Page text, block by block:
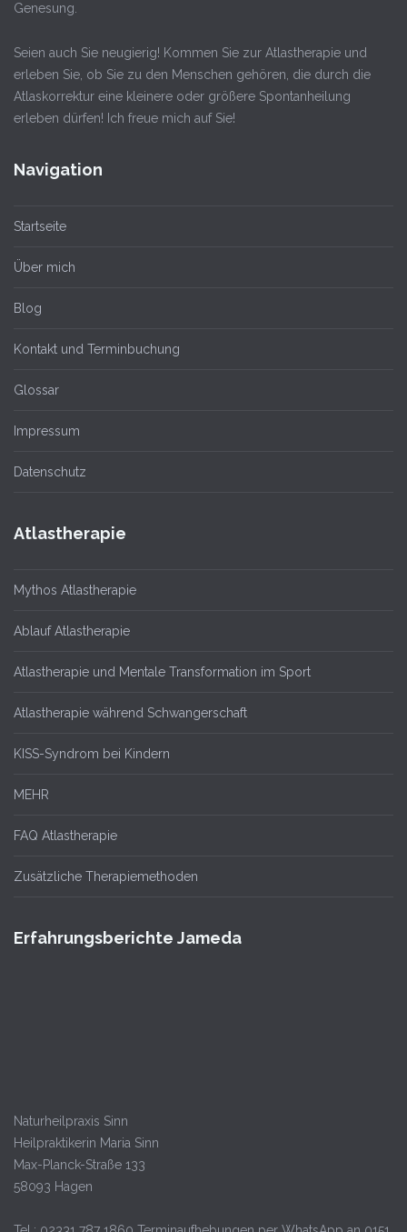
Genesung.
Seien auch Sie neugierig! Kommen Sie zur Atlastherapie und
erleben Sie, ob Sie zu den Menschen gehören, die durch die
Atlaskorrektur eine kleinere oder größere Spontanheilung
erleben dürfen! Ich freue mich auf Sie!
Navigation
Startseite
Über mich
Blog
Kontakt und Terminbuchung
Glossar
Impressum
Datenschutz
Atlastherapie
Mythos Atlastherapie
Ablauf Atlastherapie
Atlastherapie und Mentale Transformation im Sport
Atlastherapie während Schwangerschaft
KISS-Syndrom bei Kindern
MEHR
FAQ Atlastherapie
Zusätzliche Therapiemethoden
Erfahrungsberichte Jameda
Naturheilpraxis Sinn
Heilpraktikerin Maria Sinn
Max-Planck-Straße 133
58093 Hagen